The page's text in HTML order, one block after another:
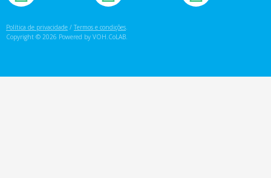
Política de privacidade / Termos e condições
Copyright © 2026 Powered by VOH.CoLAB.